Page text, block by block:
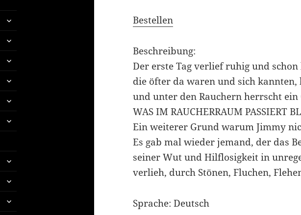
untermenü
öffnen
untermenü
öffnen
untermenü
öffnen
untermenü
öffnen
untermenü
öffnen
untermenü
öffnen
untermenü
öffnen
untermenü
öffnen
untermenü
öffnen
Bestellen
Beschreibung:
Der erste Tag verlief ruhig und
die öfter da waren und sich
und unter den Rauchern herrscht ein
WAS IM RAUCHERRAUM PASSIERT
Ein weiterer Grund warum Jimmy
Es gab mal wieder jemand, der das
seiner Wut und Hilflosigkeit in
verlieh, durch Stönen, Fluchen,
Sprache: Deutsch